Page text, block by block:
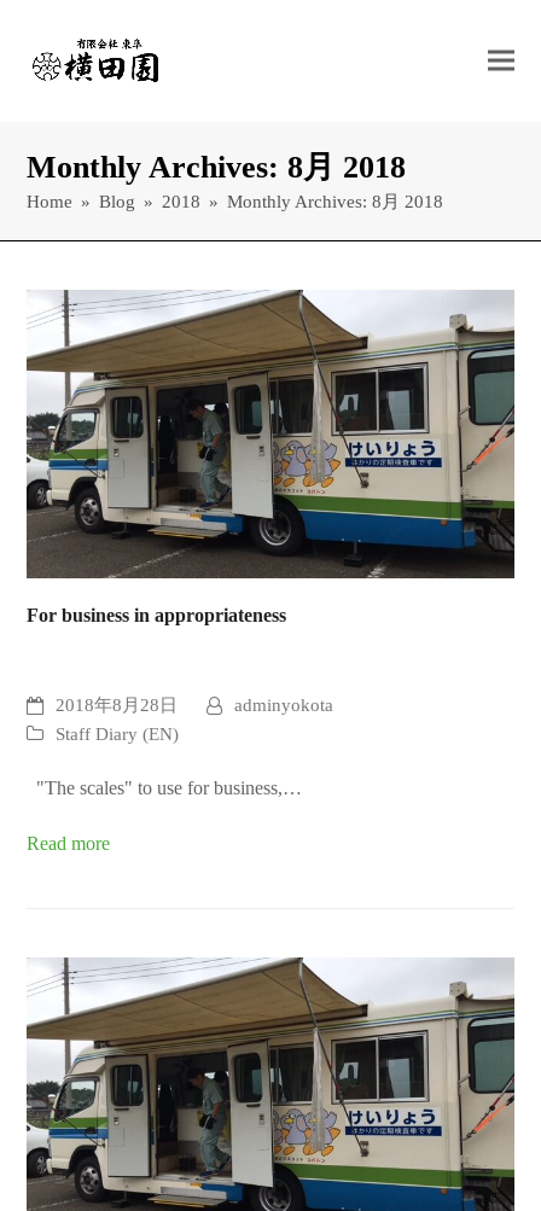
Monthly Archives: 8月 2018
Home » Blog » 2018 » Monthly Archives: 8月 2018
For business in appropriateness
2018年8月28日
adminyokota
Staff Diary (EN)
"The scales" to use for business,…
Read more